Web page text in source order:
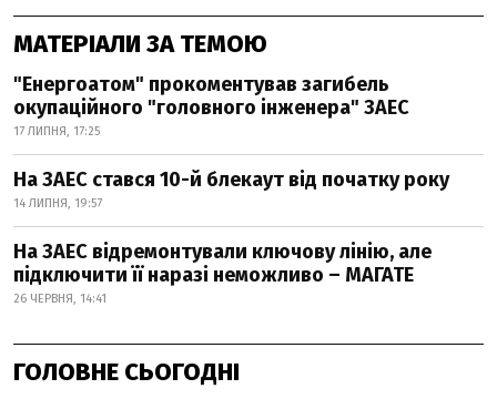
МАТЕРІАЛИ ЗА ТЕМОЮ
"Енергоатом" прокоментував загибель
окупаційного "головного інженера" ЗАЕС
17 ЛИПНЯ, 17:25
На ЗАЕС стався 10-й блекаут від початку року
14 ЛИПНЯ, 19:57
На ЗАЕС відремонтували ключову лінію, але
підключити її наразі неможливо – МАГАТЕ
26 ЧЕРВНЯ, 14:41
ГОЛОВНЕ СЬОГОДНІ